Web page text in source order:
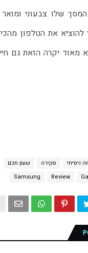
ניסיתי סקירה
שעון חכם
Review
Samsung